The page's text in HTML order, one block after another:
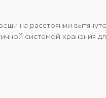
на расстоянии
системой хранения